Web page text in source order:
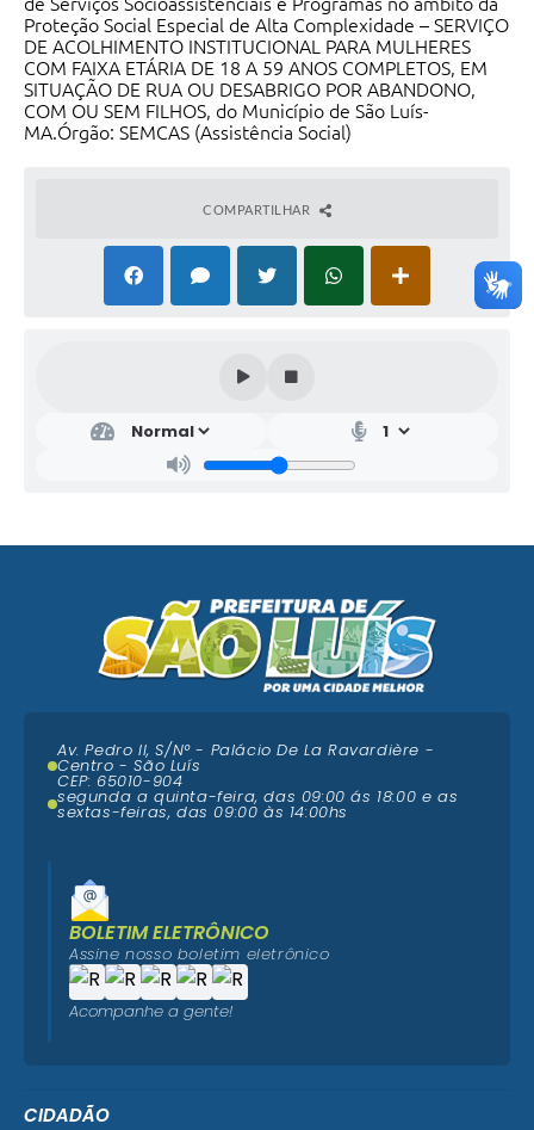
Proteção Social Especial de Alta Complexidade – SERVIÇO
DE ACOLHIMENTO INSTITUCIONAL PARA MULHERES
COM FAIXA ETÁRIA DE 18 A 59 ANOS COMPLETOS, EM
SITUAÇÃO DE RUA OU DESABRIGO POR ABANDONO,
COM OU SEM FILHOS, do Município de São Luís-
MA.Órgão: SEMCAS (Assistência Social)
COMPARTILHAR
CIDADÃO
Av. Pedro II, S/N° - Palácio De La Ravardière -
Centro - São Luís
CEP: 65010-904
segunda a quinta-feira, das 09:00 ás 18:00 e as
sextas-feiras, das 09:00 às 14:00hs
BOLETIM ELETRÔNICO
Assine nosso boletim eletrônico
Acompanhe a gente!